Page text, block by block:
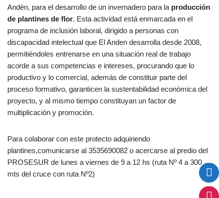
Andén, para el desarrollo de un invernadero para la producción
de plantines de flor. Esta actividad está enmarcada en el
programa de inclusión laboral, dirigido a personas con
discapacidad intelectual que El Anden desarrolla desde 2008,
permitiéndoles entrenarse en una situación real de trabajo
acorde a sus competencias e intereses, procurando que lo
productivo y lo comercial, además de constituir parte del
proceso formativo, garanticen la sustentabilidad económica del
proyecto, y al mismo tiempo constituyan un factor de
multiplicación y promoción.
Para colaborar con este protecto adquiriendo
plantines,comunicarse al 3535690082 o acercarse al predio del
PROSESUR de lunes a viernes de 9 a 12 hs (ruta Nº 4 a 300
mts del cruce con ruta Nº2)